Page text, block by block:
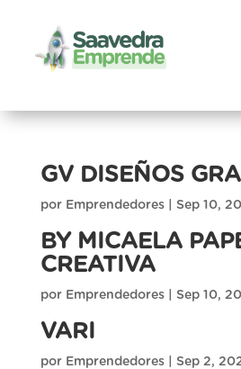
GV DISEÑOS
por Emprendedores| Sep 10,
BY MICAELA
CREATIVA
por Emprendedores| Sep 10,
VARI
por Emprendedores| Sep 2,